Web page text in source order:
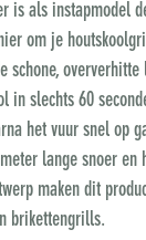
is als instapmodel
om je
schone, oververhitte
in slechts 60
het vuur snel op
lange snoer en
maken dit
brikettengrills.